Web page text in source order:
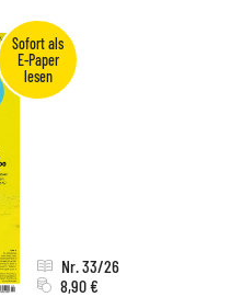
Nr. 33/26
8,90 €